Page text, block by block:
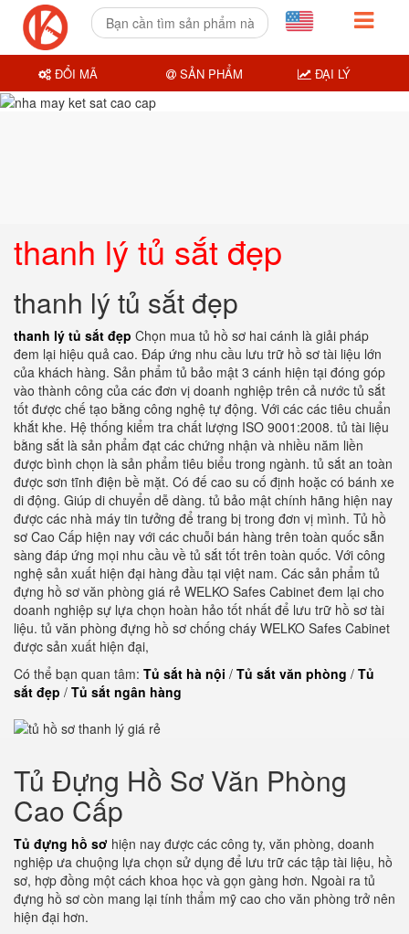
thanh lý tủ sắt đẹp
thanh lý tủ sắt đẹp
thanh lý tủ sắt đẹp Chọn mua tủ hồ sơ hai cánh là giải pháp
đem lại hiệu quả cao. Đáp ứng nhu cầu lưu trữ hồ sơ tài liệu lớn
của khách hàng. Sản phẩm tủ bảo mật 3 cánh hiện tại đóng góp
vào thành công của các đơn vị doanh nghiệp trên cả nước tủ sắt
tốt được chế tạo bằng công nghệ tự động. Với các các tiêu chuẩn
khắt khe. Hệ thống kiểm tra chất lượng ISO 9001:2008. tủ tài liệu
bằng sắt là sản phẩm đạt các chứng nhận và nhiều năm liền
được bình chọn là sản phẩm tiêu biểu trong ngành. tủ sắt an toàn
được sơn tĩnh điện bề mặt. Có đế cao su cố định hoặc có bánh xe
di động. Giúp di chuyển dễ dàng. tủ bảo mật chính hãng hiện nay
được các nhà máy tin tưởng để trang bị trong đơn vị mình. Tủ hồ
sơ Cao Cấp hiện nay với các chuỗi bán hàng trên toàn quốc sẵn
sàng đáp ứng mọi nhu cầu về tủ sắt tốt trên toàn quốc. Với công
nghệ sản xuất hiện đại hàng đầu tại việt nam. Các sản phẩm tủ
đựng hồ sơ văn phòng giá rẻ WELKO Safes Cabinet đem lại cho
doanh nghiệp sự lựa chọn hoàn hảo tốt nhất để lưu trữ hồ sơ tài
liệu. tủ văn phòng đựng hồ sơ chống cháy WELKO Safes Cabinet
được sản xuất hiện đại,
Có thể bạn quan tâm: Tủ sắt hà nội / Tủ sắt văn phòng / Tủ
sắt đẹp / Tủ sắt ngân hàng
Tủ Đựng Hồ Sơ Văn Phòng
Cao Cấp
Tủ đựng hồ sơ hiện nay được các công ty, văn phòng, doanh
nghiệp ưa chuộng lựa chọn sử dụng để lưu trữ các tập tài liệu, hồ
sơ, hợp đồng một cách khoa học và gọn gàng hơn. Ngoài ra tủ
đựng hồ sơ còn mang lại tính thẩm mỹ cao cho văn phòng trở nên
hiện đại hơn.
ĐỔI MÃ SẢN PHẨM ĐẠI LÝ